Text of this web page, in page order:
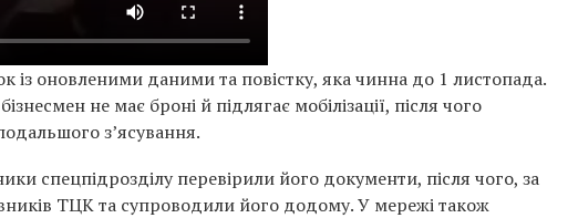
із оновленими даними та повістку, яка чинна до 1 листопада.
не має броні й підлягає мобілізації, після чого
з’ясування.
спецпідрозділу перевірили його документи, після чого, за
ТЦК та супроводили його додому. У мережі також